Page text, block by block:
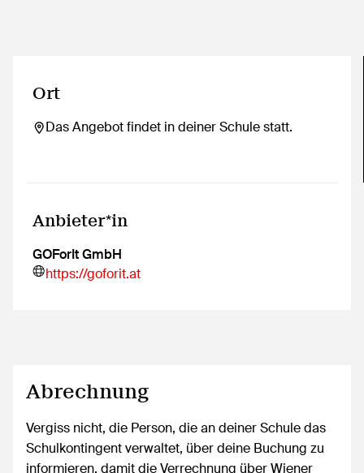
Ort
Das Angebot findet in deiner Schule statt.
Anbieter*in
GOForIt GmbH
https://goforit.at
Abrechnung
Vergiss nicht, die Person, die an deiner Schule das
Schulkontingent verwaltet, über deine Buchung zu
informieren, damit die Verrechnung über Wiener